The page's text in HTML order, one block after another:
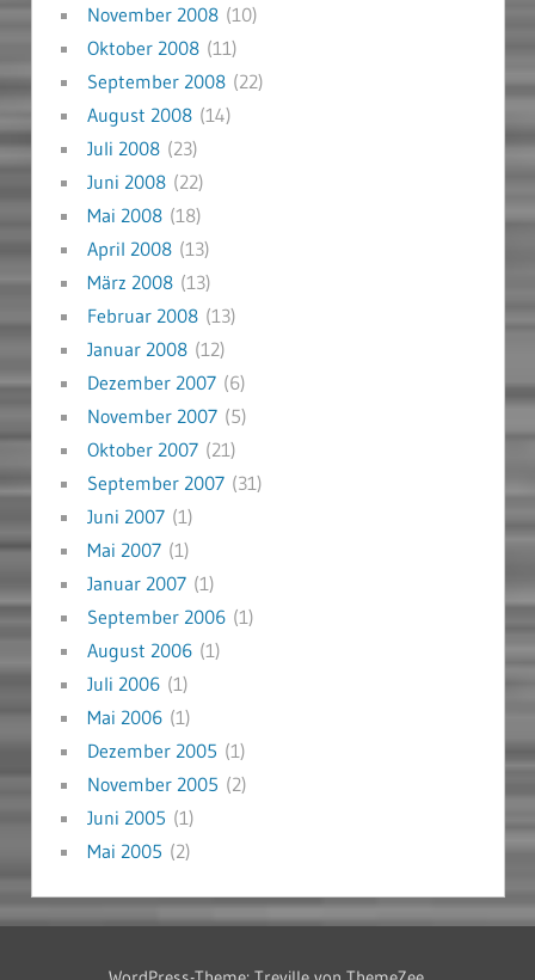
November 2008(10)
Oktober 2008(11)
September 2008(22)
August 2008(14)
Juli 2008(23)
Juni 2008(22)
Mai 2008(18)
April 2008(13)
März 2008(13)
Februar 2008(13)
Januar 2008(12)
Dezember 2007(6)
November 2007(5)
Oktober 2007(21)
September 2007(31)
Juni 2007(1)
Mai 2007(1)
Januar 2007(1)
September 2006(1)
August 2006(1)
Juli 2006(1)
Mai 2006(1)
Dezember 2005 (1)
November 2005 (2)
Juni 2005 (1)
Mai 2005 (2)